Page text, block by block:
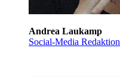
Andrea Laukamp
Social-Media Redaktion